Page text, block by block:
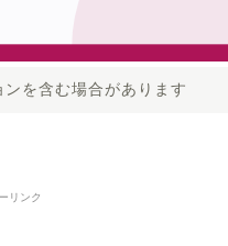
を含む場合があります
リンク